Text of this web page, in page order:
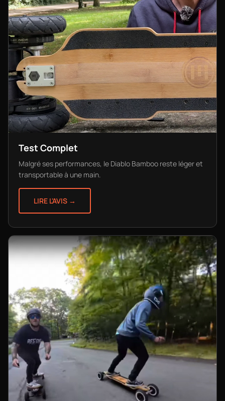
Test Complet
Malgré ses performances, le Diablo Bamboo reste léger et
transportable à une main.
LIRE L'AVIS →